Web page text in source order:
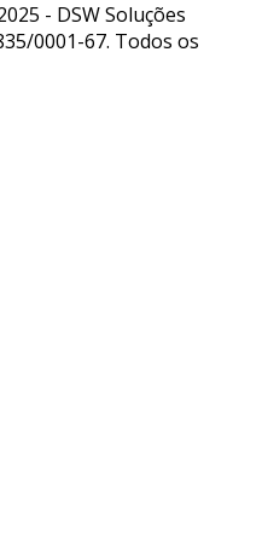
- DSW Soluções
0001-67. Todos os